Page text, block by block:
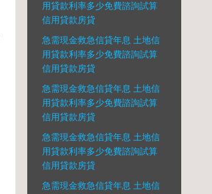
用貸款利率多少免費諮詢試算
信用貸款房貸
急需現金救急信貸年息 土地信
用貸款利率多少免費諮詢試算
信用貸款房貸
急需現金救急信貸年息 土地信
用貸款利率多少免費諮詢試算
信用貸款房貸
急需現金救急信貸年息 土地信
用貸款利率多少免費諮詢試算
信用貸款房貸
急需現金救急信貸年息 土地信